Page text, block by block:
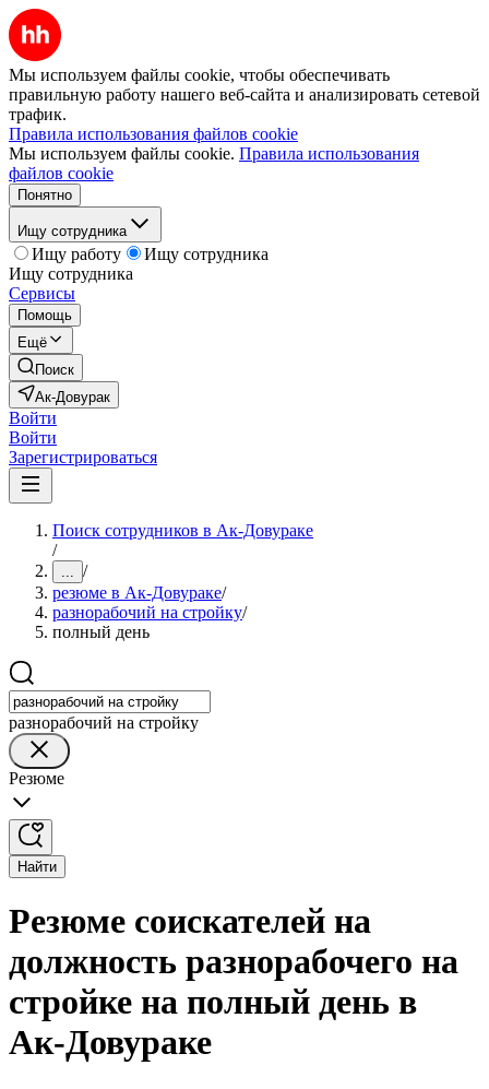
Мы используем файлы cookie, чтобы обеспечивать
правильную работу нашего веб-сайта и анализировать сетевой
трафик.
Правила использования файлов cookie
Мы используем файлы cookie. Правила использования
файлов cookie
Понятно
Ищу сотрудника
Ищу работу
Ищу сотрудника
Ищу сотрудника
Сервисы
Помощь
Ещё
Поиск
Ак-Довурак
Войти
Войти
Зарегистрироваться
Поиск сотрудников в Ак-Довураке
/
... /
резюме в Ак-Довураке/
разнорабочий на стройку/
полный день
разнорабочий на стройку
Резюме
Найти
Резюме соискателей на
должность разнорабочего на
стройке на полный день в
Ак-Довураке